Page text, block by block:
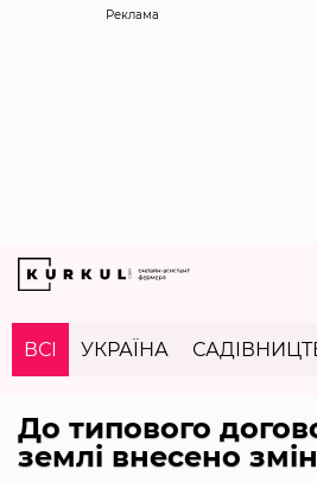
Реклама
ВСІ УКРАЇНА
До типового
землі внесено